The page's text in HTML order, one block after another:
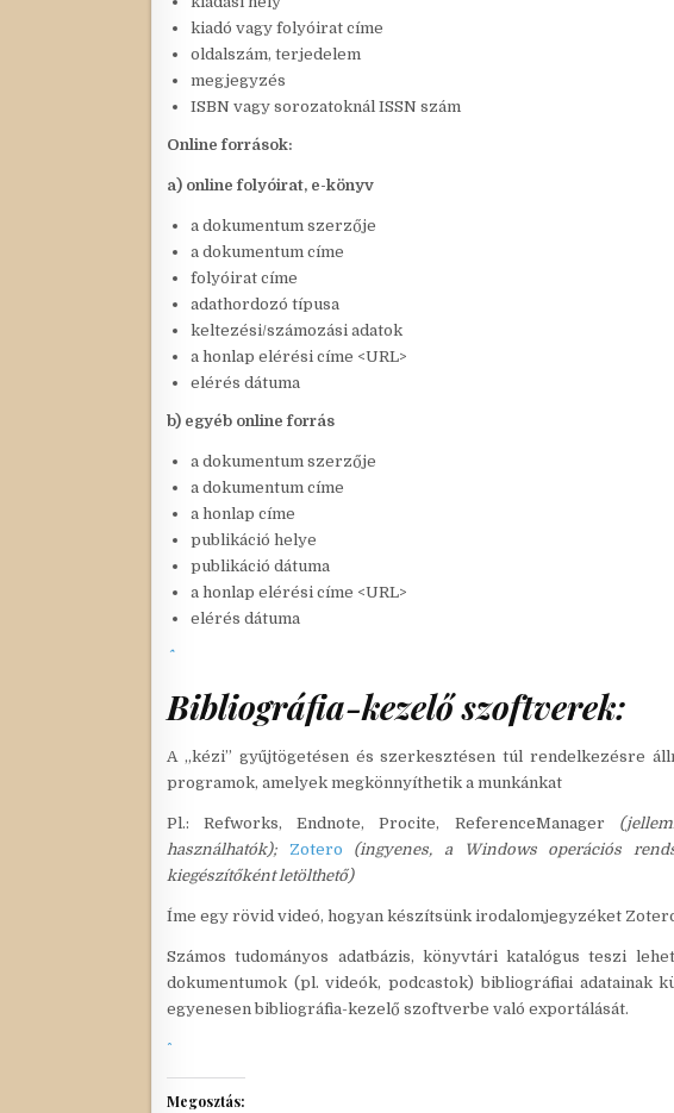
kiadó vagy folyóirat címe
oldalszám, terjedelem
megjegyzés
ISBN vagy sorozatoknál ISSN szám
Online források:
a) online folyóirat, e-könyv
a dokumentum szerzője
a dokumentum címe
folyóirat címe
adathordozó típusa
keltezési/számozási adatok
a honlap elérési címe <URL>
elérés dátuma
b) egyéb online forrás
a dokumentum szerzője
a dokumentum címe
a honlap címe
publikáció helye
publikáció dátuma
a honlap elérési címe <URL>
elérés dátuma
Bibliográfia-kezelő szoftverek:
A „kézi” gyűjtögetésen és szerkesztésen túl rendelkezésre
programok, amelyek megkönnyíthetik a munkánkat
Pl.: Refworks, Endnote, Procite, ReferenceManager
használhatók); Zotero
(ingyenes, a Windows operációs
kiegészítőként letölthető)
Íme egy rövid videó, hogyan készítsünk irodalomjegyzéket
Számos tudományos adatbázis, könyvtári katalógus teszi
dokumentumok (pl. videók, podcastok) bibliográfiai adatainak
egyenesen bibliográfia-kezelő szoftverbe való exportálását.
Megosztás: